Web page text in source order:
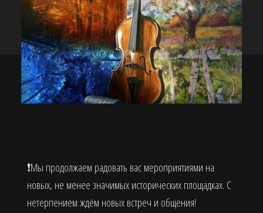
❗️Мы продолжаем радовать вас мероприятиями на
новых, не менее значимых исторических площадках. С
нетерпением ждём новых встреч и общения!